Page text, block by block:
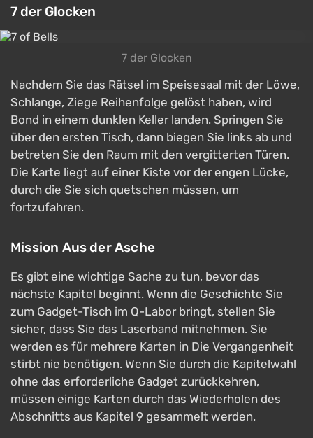
7 der Glocken
7 der Glocken
Nachdem Sie das Rätsel im Speisesaal mit der Löwe,
Schlange, Ziege Reihenfolge gelöst haben, wird
Bond in einem dunklen Keller landen. Springen Sie
über den ersten Tisch, dann biegen Sie links ab und
betreten Sie den Raum mit den vergitterten Türen.
Die Karte liegt auf einer Kiste vor der engen Lücke,
durch die Sie sich quetschen müssen, um
fortzufahren.
Mission Aus der Asche
Es gibt eine wichtige Sache zu tun, bevor das
nächste Kapitel beginnt. Wenn die Geschichte Sie
zum Gadget-Tisch im Q-Labor bringt, stellen Sie
sicher, dass Sie das Laserband mitnehmen. Sie
werden es für mehrere Karten in Die Vergangenheit
stirbt nie benötigen. Wenn Sie durch die Kapitelwahl
ohne das erforderliche Gadget zurückkehren,
müssen einige Karten durch das Wiederholen des
Abschnitts aus Kapitel 9 gesammelt werden.